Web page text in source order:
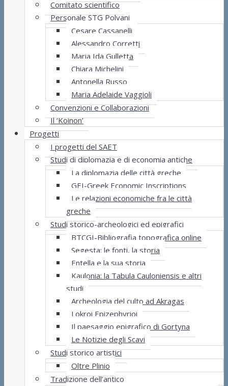
Comitato scientifico
Personale STG Polvani
Cesare Cassanelli
Alessandro Corretti
Maria Ida Gulletta
Chiara Michelini
Antonella Russo
Maria Adelaide Vaggioli
Convenzioni e Collaborazioni
Il ‘Koinon’
Progetti
I progetti del SAET
Studi di diplomazia e di economia antiche
La diplomazia delle città greche
GEI-Greek Economic Inscriptions
Le relazioni economiche fra le città
greche
Studi storico-archeologici ed epigrafici
BTCGI-Bibliografia topografica online
Segesta: le fonti, la storia
Entella e la sua storia
Kaulonia: la Tabula Cauloniensis e altri
studi
Archeologia del culto ad Akragas
Lokroi Epizephyrioi
Il paesaggio epigrafico di Gortyna
Le Notizie degli Scavi
Studi storico artistici
Oltre Plinio
Tradizione dell’antico